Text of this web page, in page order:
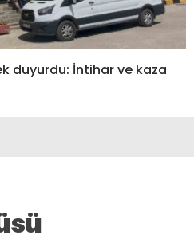
duyurdu: İntihar ve kaza